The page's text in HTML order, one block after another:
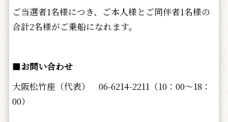
ご当選者1名様につき、ご本人様とご同伴者1名様の
合計2名様がご乗船になれます。
■お問い合わせ
大阪松竹座（代表） 06-6214-2211（10：00～18：
00）